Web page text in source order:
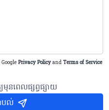
Privacy Policy and Terms of Service
នពេលផ្សព្វផ្សាយ
បល់